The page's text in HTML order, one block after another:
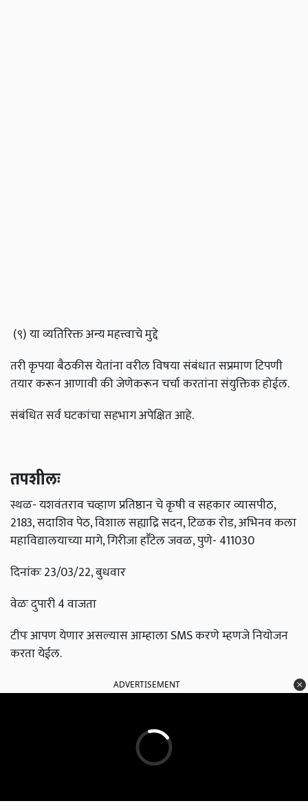
(९) या व्यतिरिक्त अन्य महत्त्वाचे मुद्दे
तरी कृपया बैठकीस येतांना वरील विषया संबंधात सप्रमाण टिपणी
तयार करून आणावी की जेणेकरून चर्चा करतांना संयुक्तिक होईल.
संबंधित सर्व घटकांचा सहभाग अपेक्षित आहे.
तपशीलः
स्थळ- यशवंतराव चव्हाण प्रतिष्ठान चे कृषी व सहकार व्यासपीठ,
2183, सदाशिव पेठ, विशाल सह्याद्रि सदन, टिळक रोड, अभिनव कला
महाविद्यालयाच्या मागे, गिरीजा हाॕटेल जवळ, पुणे- 411030
दिनांकः 23/03/22, बुधवार
वेळः दुपारी 4 वाजता
टीपः आपण येणार असल्यास आम्हाला SMS करणे म्हणजे नियोजन
करता येईल.
ADVERTISEMENT